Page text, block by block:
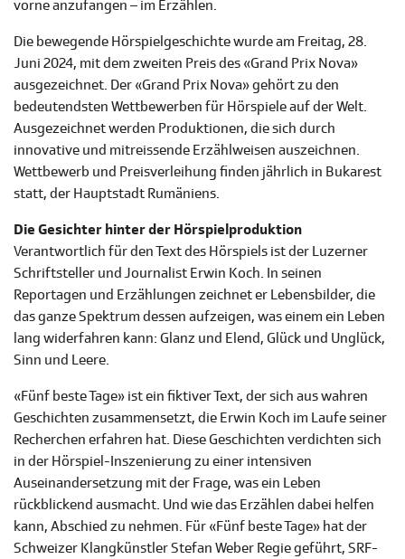
vorne anzufangen – im Erzählen.
Die bewegende Hörspielgeschichte wurde am Freitag, 28.
Juni 2024, mit dem zweiten Preis des «Grand Prix Nova»
ausgezeichnet. Der «Grand Prix Nova» gehört zu den
bedeutendsten Wettbewerben für Hörspiele auf der Welt.
Ausgezeichnet werden Produktionen, die sich durch
innovative und mitreissende Erzählweisen auszeichnen.
Wettbewerb und Preisverleihung finden jährlich in Bukarest
statt, der Hauptstadt Rumäniens.
Die Gesichter hinter der Hörspielproduktion
Verantwortlich für den Text des Hörspiels ist der Luzerner
Schriftsteller und Journalist Erwin Koch. In seinen
Reportagen und Erzählungen zeichnet er Lebensbilder, die
das ganze Spektrum dessen aufzeigen, was einem ein Leben
lang widerfahren kann: Glanz und Elend, Glück und Unglück,
Sinn und Leere.
«Fünf beste Tage» ist ein fiktiver Text, der sich aus wahren
Geschichten zusammensetzt, die Erwin Koch im Laufe seiner
Recherchen erfahren hat. Diese Geschichten verdichten sich
in der Hörspiel-Inszenierung zu einer intensiven
Auseinandersetzung mit der Frage, was ein Leben
rückblickend ausmacht. Und wie das Erzählen dabei helfen
kann, Abschied zu nehmen. Für «Fünf beste Tage» hat der
Schweizer Klangkünstler Stefan Weber Regie geführt, SRF-